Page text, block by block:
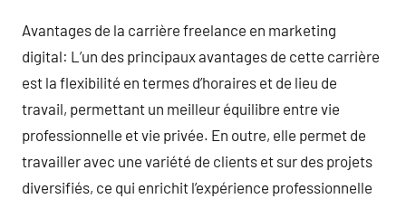
Avantages de la carrière freelance en marketing
digital: L’un des principaux avantages de cette carrière
est la flexibilité en termes d’horaires et de lieu de
travail, permettant un meilleur équilibre entre vie
professionnelle et vie privée. En outre, elle permet de
travailler avec une variété de clients et sur des projets
diversifiés, ce qui enrichit l’expérience professionnelle